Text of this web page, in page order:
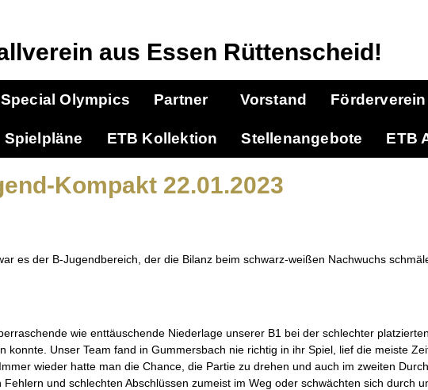
aus Essen Rüttenscheid!
Special Olympics Partner Vorstand Förderverein
Spielpläne ETB Kollektion Stellenangebote ETB
Kompakt 22.01.2023
es der B-Jugendbereich, der die Bilanz beim schwarz-weißen Nachwuchs
wie enttäuschende Niederlage unserer B1 bei der schlechter
Unser Team fand in Gummersbach nie richtig in ihr Spiel, lief die meiste
wieder hatte man die Chance, die Partie zu drehen und auch im zweiten
und schlechten Abschlüssen zumeist im Weg oder schwächten sich durch